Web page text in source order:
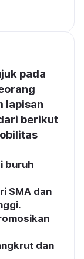
pada
lapisan
berikut
buruh
SMA dan
dan